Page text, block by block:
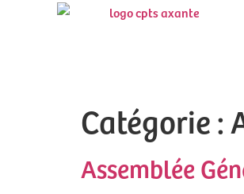
Catégorie :
Assemblée